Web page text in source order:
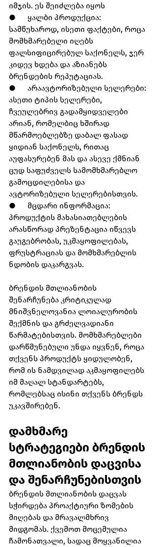
იმჯის. ეს შეიძლება იყოს
●      ყალბი პროდუქცია:
სამწუხაროდ, ისეთი ფაქტები, როცა
მომხმარებელი იღებს
ფალსიფიცირებულ საქონელს, ჯერ
კიდევ ხდება და აზიანებს
ბრენდების რეპუტაციას.
●      არაავტორიზებული სელერები:
ასეთი ტიპის სელერები,
ჩვეულებრივ გადამყიდველები
არიან, რომელბიც ხშირად
მწარმოებლებზე დაბალ ფასად
ყიდიან საქონელს, რითაც
აუფასურებენ მას და ასევე ქმნიან
ცუდ საფუძველს სამომხმარებლო
გამოცდილებისა და
ავტორიზებული სელერებისთვის.
●      მცდარი ინფორმაცია:
პროდუქტის მახასიათებლების
არასწორად პრეზენტაცია იწვევს
გაუგებრობას, უკმაყოფილებას,
ფრუსტრაციას და მომხმარებლის
ნდობის დაკარგვას.
ბრენდის მთლიანობის
შენარჩუნება კრიტიკულად
მნიშვნელოვანია ლოიალურობის
შექმნის და გრძელვადიანი
წარმატებისთვის. მომხმარებლები
დარწმუნებული უნდა იყვნენ, როცა
თქვენს პროდუქტს ყიდულობენ,
რომ ის ნამდვილად აკმაყოფილებს
იმ მაღალ სტანდარტებს,
რომლებსაც ისინი თქვენს ბრენდს
უკავშირებენ.
დამხმარე
სტრატეგიები ბრენდის
მთლიანობის დაცვისა
და შენარჩუნებისთვის
ბრენდის მთლიანობის დაცვას
სჭირდება პროაქტიური ზომების
მიღებას და მრავალმხრივ
მიდგომას. ქვემოთ მოცემულია
ჩამონათვალი, სადაც მოყვანილია